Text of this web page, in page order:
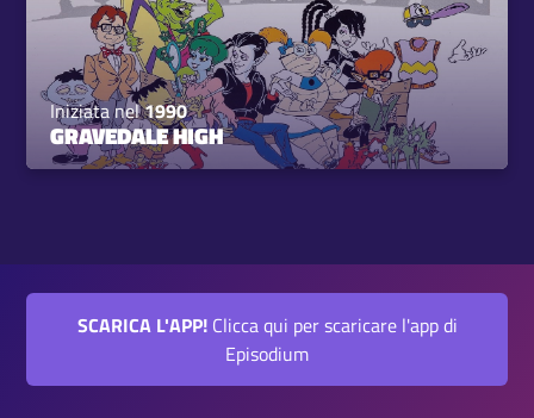
Iniziata nel1990
GRAVEDALE HIGH
SCARICA L'APP!Clicca qui per scaricare l'app di
Episodium